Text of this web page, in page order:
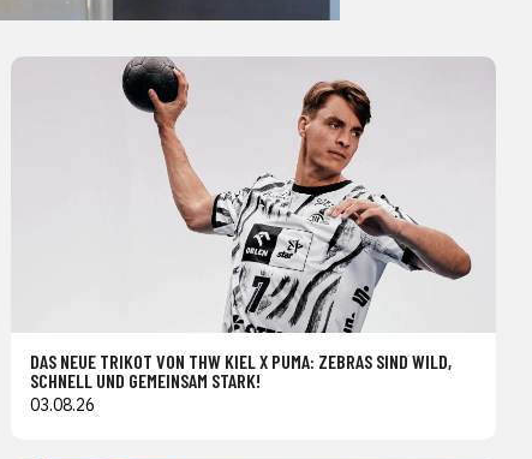
DAS NEUE TRIKOT VON THW KIEL X PUMA: ZEBRAS SIND WILD,
SCHNELL UND GEMEINSAM STARK!
03.08.26